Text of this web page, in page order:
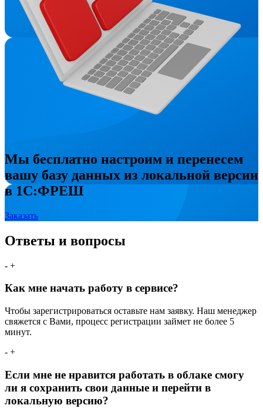
Мы бесплатно настроим и перенесем
вашу базу данных из локальной версии
в 1С:ФРЕШ
Заказать
Ответы и вопросы
- +
Как мне начать работу в сервисе?
Чтобы зарегистрироваться оставьте нам заявку. Наш менеджер
свяжется с Вами, процесс регистрации займет не более 5
минут.
- +
Если мне не нравится работать в облаке смогу
ли я сохранить свои данные и перейти в
локальную версию?